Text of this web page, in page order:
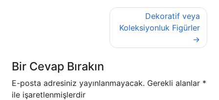
Dekoratif veya
Koleksiyonluk Figürler
Bir Cevap Bırakın
E-posta adresiniz yayınlanmayacak. Gerekli alanlar *
ile işaretlenmişlerdir